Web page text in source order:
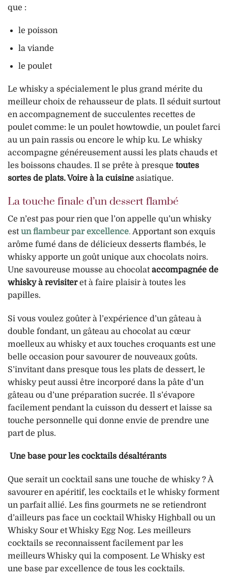
que :
le poisson
la viande
le poulet
Le whisky a spécialement le plus grand mérite du
meilleur choix de rehausseur de plats. Il séduit surtout
en accompagnement de succulentes recettes de
poulet comme: le un poulet howtowdie, un poulet farci
au un pain rassis ou encore le whip ku. Le whisky
accompagne généreusement aussi les plats chauds et
les boissons chaudes. Il se prête à presque toutes
sortes de plats. Voire à la cuisine asiatique.
La touche finale d’un dessert flambé
Ce n’est pas pour rien que l’on appelle qu’un whisky
estun flambeur par excellence. Apportant son exquis
arôme fumé dans de délicieux desserts flambés, le
whisky apporte un goût unique aux chocolats noirs.
Une savoureuse mousse au chocolataccompagnée de
whisky à revisiteret à faire plaisir à toutes les
papilles.
Si vous voulez goûter à l’expérience d’un gâteau à
double fondant, un gâteau au chocolat au cœur
moelleux au whisky et aux touches croquants est une
belle occasion pour savourer de nouveaux goûts.
S’invitant dans presque tous les plats de dessert, le
whisky peut aussi être incorporé dans la pâte d’un
gâteau ou d’une préparation sucrée. Il s’évapore
facilement pendant la cuisson du dessert et laisse sa
touche personnelle qui donne envie de prendre une
part de plus.
Une base pour les cocktails désaltérants
Que serait un cocktail sans une touche de whisky ? À
savourer en apéritif, les cocktails et le whisky forment
un parfait allié. Les fins gourmets ne se retiendront
d’ailleurs pas face un cocktail Whisky Highball ou un
Whisky Sour et Whisky Egg Nog. Les meilleurs
cocktails se reconnaissent facilement par les
meilleurs Whisky qui la composent. Le Whisky est
une base par excellence de tous les cocktails.